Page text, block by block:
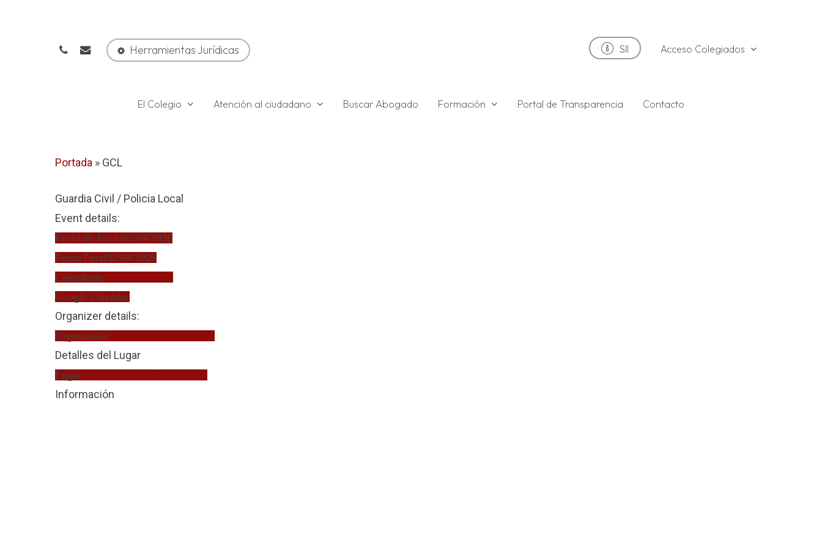
phoneemail Herramientas Jurídicas SII Acceso Colegiados
El Colegio Atención al ciudadano Buscar Abogado Formación Portal de Transparencia Contacto
Portada » GCL
Guardia Civil / Policia Local
Event details:
Fecha de Inicio02/04/2026
Fecha Final02/04/2026
Calendario
Google Calendar
Organizer details:
Organizador
Detalles del Lugar
Lugar
Información